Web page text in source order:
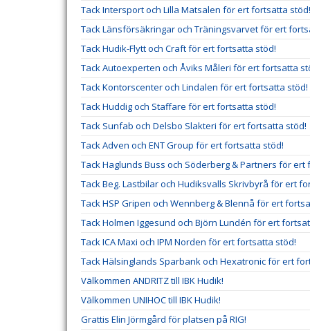
Tack Intersport och Lilla Matsalen för ert fortsatta stöd!
Tack Länsförsäkringar och Träningsvarvet för ert
Tack Hudik-Flytt och Craft för ert fortsatta stöd!
Tack Autoexperten och Åviks Måleri för ert fortsatta
Tack Kontorscenter och Lindalen för ert fortsatta stöd!
Tack Huddig och Staffare för ert fortsatta stöd!
Tack Sunfab och Delsbo Slakteri för ert fortsatta stöd!
Tack Adven och ENT Group för ert fortsatta stöd!
Tack Haglunds Buss och Söderberg & Partners för
Tack Beg. Lastbilar och Hudiksvalls Skrivbyrå för ert
Tack HSP Gripen och Wennberg & Blennå för ert
Tack Holmen Iggesund och Björn Lundén för ert
Tack ICA Maxi och IPM Norden för ert fortsatta stöd!
Tack Hälsinglands Sparbank och Hexatronic för ert
Välkommen ANDRITZ till IBK Hudik!
Välkommen UNIHOC till IBK Hudik!
Grattis Elin Jörmgård för platsen på RIG!